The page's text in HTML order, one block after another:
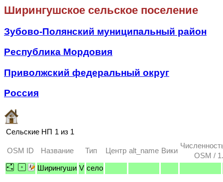
Ширингушское сельское поселение
Зубово-Полянский муниципальный район
Республика Мордовия
Приволжский федеральный округ
Россия
Сельские НП 1 из 1
OSM ID Название Тип Центр alt_name Вики
OSM /
Ширингуши V село